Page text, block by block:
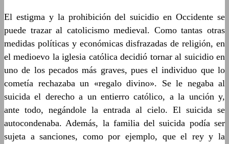
El estigma y la prohibición del suicidio en Occidente se
puede trazar al catolicismo medieval. Como tantas otras
medidas políticas y económicas disfrazadas de religión, en
el medioevo la iglesia católica decidió tornar al suicidio en
uno de los pecados más graves, pues el individuo que lo
cometía rechazaba un «regalo divino». Se le negaba al
suicida el derecho a un entierro católico, a la unción y,
ante todo, negándole la entrada al cielo. El suicida se
autocondenaba. Además, la familia del suicida podía ser
sujeta a sanciones, como por ejemplo, que el rey y la